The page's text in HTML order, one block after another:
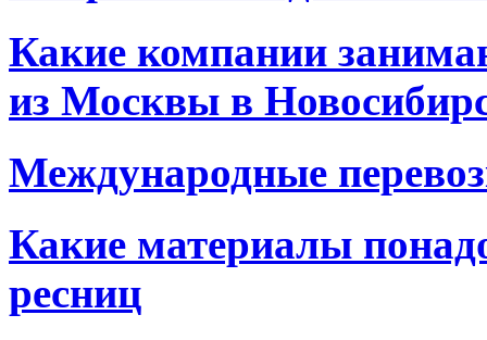
Какие компании
из Москвы в
Международные
Какие материалы
ресниц